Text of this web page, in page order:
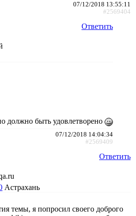
07/12/2018 13:55:11
#2569404
Ответить
должно быть удовлетворено
07/12/2018 14:04:34
#2569409
Ответить
Астрахань
темы, я попросил своего доброго